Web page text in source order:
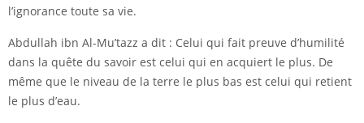
l’ignorance toute sa vie.
Abdullah ibn Al-Mu’tazz a dit : Celui qui fait preuve d’humilité
dans la quête du savoir est celui qui en acquiert le plus. De
même que le niveau de la terre le plus bas est celui qui retient
le plus d’eau.